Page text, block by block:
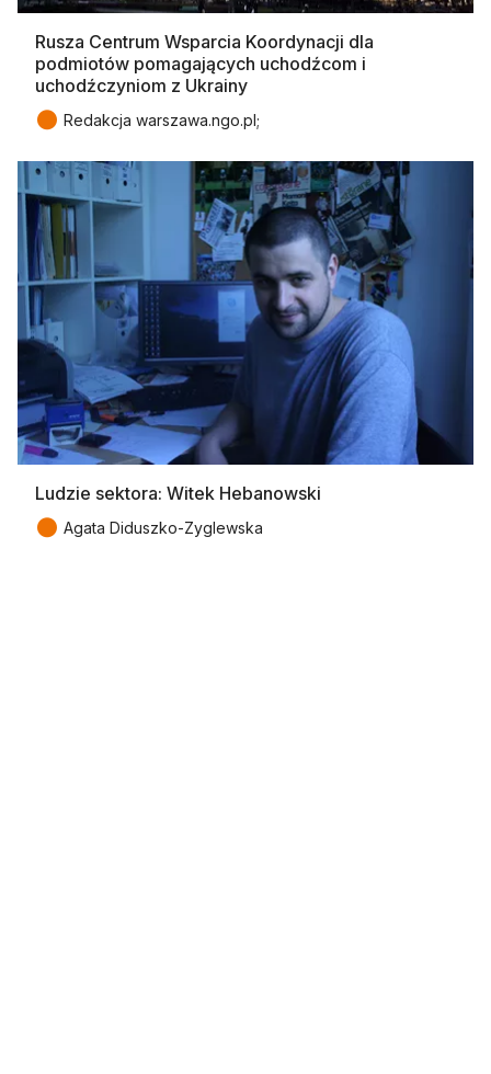
Rusza Centrum Wsparcia Koordynacji dla
podmiotów pomagających uchodźcom i
uchodźczyniom z Ukrainy
● Redakcja warszawa.ngo.pl;
Ludzie sektora: Witek Hebanowski
● Agata Diduszko-Zyglewska